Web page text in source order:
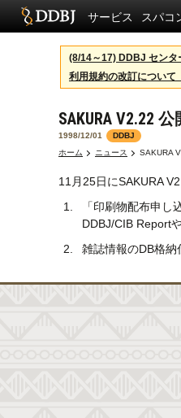
サービス スパコ
(8/14～17) DDBJ センタ
利用規約の改訂について
SAKURA V2.22
1998/12/01
DDBJ
ホーム
ニュース SAKURA
11月25日にSAKURA
「印刷物配布申し
DDBJ/CIB Report
雑誌情報のDB格納